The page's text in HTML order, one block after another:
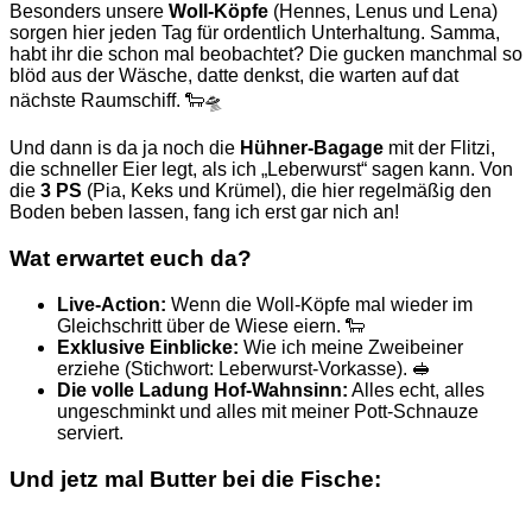
Besonders unsere Woll-Köpfe (Hennes, Lenus und Lena)
sorgen hier jeden Tag für ordentlich Unterhaltung. Samma,
habt ihr die schon mal beobachtet? Die gucken manchmal so
blöd aus der Wäsche, datte denkst, die warten auf dat
nächste Raumschiff. 🐑🛸
Und dann is da ja noch die Hühner-Bagage mit der Flitzi,
die schneller Eier legt, als ich „Leberwurst“ sagen kann. Von
die 3 PS (Pia, Keks und Krümel), die hier regelmäßig den
Boden beben lassen, fang ich erst gar nich an!
Wat erwartet euch da?
Live-Action: Wenn die Woll-Köpfe mal wieder im
Gleichschritt über de Wiese eiern. 🐑
Exklusive Einblicke: Wie ich meine Zweibeiner
erziehe (Stichwort: Leberwurst-Vorkasse). 🥪
Die volle Ladung Hof-Wahnsinn: Alles echt, alles
ungeschminkt und alles mit meiner Pott-Schnauze
serviert.
Und jetz mal Butter bei die Fische: